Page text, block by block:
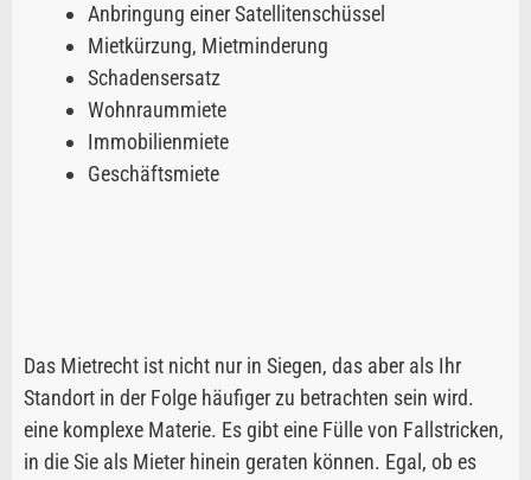
Anbringung einer Satellitenschüssel
Mietkürzung, Mietminderung
Schadensersatz
Wohnraummiete
Immobilienmiete
Geschäftsmiete
Das Mietrecht ist nicht nur in Siegen, das aber als Ihr
Standort in der Folge häufiger zu betrachten sein wird.
eine komplexe Materie. Es gibt eine Fülle von Fallstricken,
in die Sie als Mieter hinein geraten können. Egal, ob es